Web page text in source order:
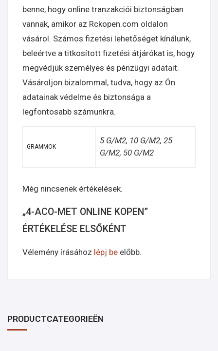
benne, hogy online tranzakciói biztonságban
vannak, amikor az Rckopen.com oldalon
vásárol. Számos fizetési lehetőséget kínálunk,
beleértve a titkosított fizetési átjárókat is, hogy
megvédjük személyes és pénzügyi adatait.
Vásároljon bizalommal, tudva, hogy az Ön
adatainak védelme és biztonsága a
legfontosabb számunkra.
GRAMMOK
5 G/M2, 10 G/M2, 25
G/M2, 50 G/M2
Még nincsenek értékelések.
„4-ACO-MET ONLINE KOPEN”
ÉRTÉKELÉSE ELSŐKÉNT
Vélemény írásához lépj be előbb.
PRODUCTCATEGORIEËN